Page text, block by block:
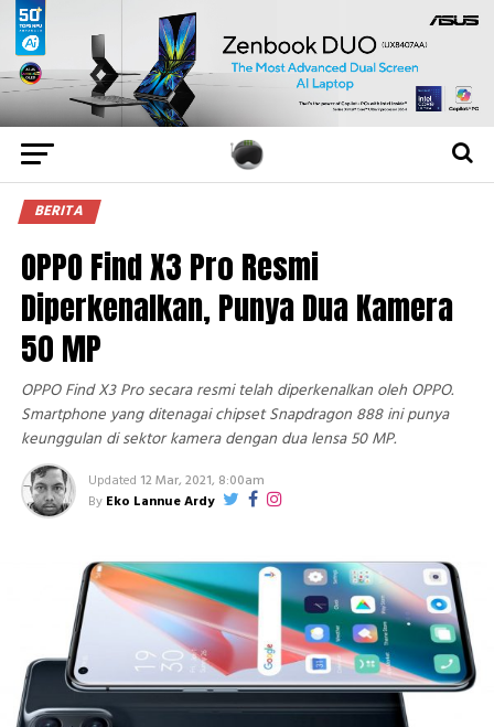
BERITA
OPPO Find X3 Pro Resmi
Diperkenalkan, Punya Dua Kamera
50 MP
OPPO Find X3 Pro secara resmi telah diperkenalkan oleh OPPO.
Smartphone yang ditenagai chipset Snapdragon 888 ini punya
keunggulan di sektor kamera dengan dua lensa 50 MP.
Updated 12 Mar, 2021, 8:00am
By Eko Lannue Ardy